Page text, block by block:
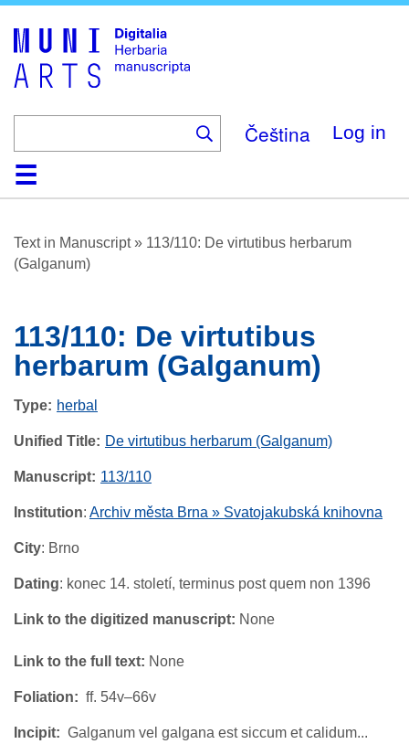
Čeština Log in
HomeBrowse
About
HelpContactDigitalia
Text in Manuscript» 113/110: De virtutibus herbarum
(Galganum)
113/110: De virtutibus
herbarum (Galganum)
Type herbal
Unified Title De virtutibus herbarum (Galganum)
Manuscript 113/110
Institution: Archiv města Brna » Svatojakubská knihovna
City: Brno
Dating: konec 14. století, terminus post quem non 1396
Link to the digitized manuscript: None
Link to the full text: None
Foliation ff. 54v–66v
Incipit Galganum vel galgana est siccum et calidum...